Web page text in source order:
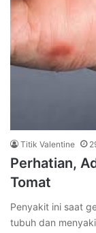
Titik Valentine
Perhatian,
Tomat
Penyakit ini saat
tubuh dan